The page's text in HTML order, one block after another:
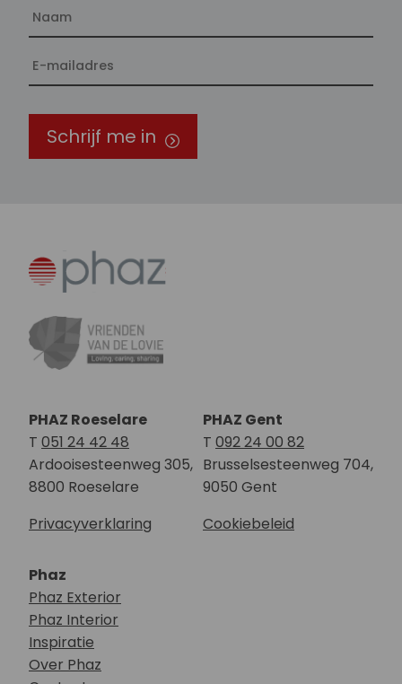
Schrijf me in
PHAZ Roeselare
T 051 24 42 48
Ardooisesteenweg 305,
8800 Roeselare
Privacyverklaring
PHAZ Gent
T 092 24 00 82
Brusselsesteenweg 704,
9050 Gent
Cookiebeleid
Phaz
Phaz Exterior
Phaz Interior
Inspiratie
Over Phaz